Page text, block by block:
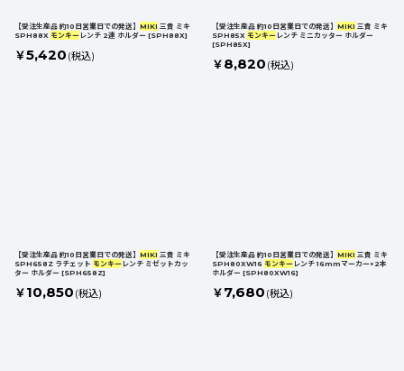
【受注生産品 約10日営業日での発送】 MIKI 三貴 ミキ
SPH88X モンキー レンチ 2連 ホルダー [SPH88X]
￥5,420 (税込)
【受注生産品 約10日営業日での発送】 MIKI 三貴 ミキ
SPH85X モンキー レンチ ミニカッター ホルダー
[SPH85X]
￥ 8,820 (税込)
【受注生産品 約10日営業日での発送】 MIKI 三貴 ミキ
SPH658Z ラチェット モンキー レンチ ミゼットカッ
ター ホルダー [SPH658Z]
￥ 10,850 (税込)
【受注生産品 約10日営業日での発送】 MIKI 三貴 ミキ
SPH80XW16 モンキー レンチ 16mmマーカー×2本
ホルダー [SPH80XW16]
￥ 7,680 (税込)